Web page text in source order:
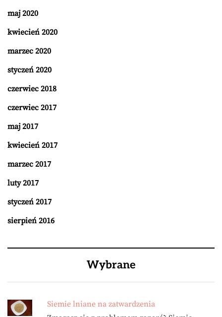
maj 2020
kwiecień 2020
marzec 2020
styczeń 2020
czerwiec 2018
czerwiec 2017
maj 2017
kwiecień 2017
marzec 2017
luty 2017
styczeń 2017
sierpień 2016
Wybrane
Siemie lniane na zatwardzenia